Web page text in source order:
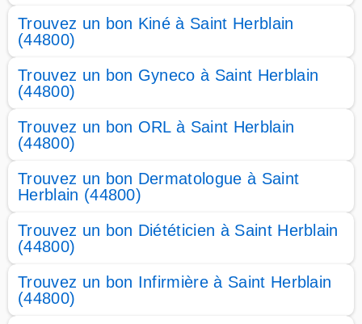
Trouvez un bon Kiné à Saint Herblain
(44800)
Trouvez un bon Gyneco à Saint Herblain
(44800)
Trouvez un bon ORL à Saint Herblain
(44800)
Trouvez un bon Dermatologue à Saint
Herblain (44800)
Trouvez un bon Diététicien à Saint Herblain
(44800)
Trouvez un bon Infirmière à Saint Herblain
(44800)